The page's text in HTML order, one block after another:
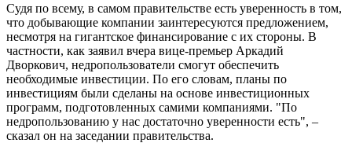
Судя по всему, в самом правительстве есть уверенность в том,
что добывающие компании заинтересуются предложением,
несмотря на гигантское финансирование с их стороны. В
частности, как заявил вчера вице-премьер Аркадий
Дворкович, недропользователи смогут обеспечить
необходимые инвестиции. По его словам, планы по
инвестициям были сделаны на основе инвестиционных
программ, подготовленных самими компаниями. "По
недропользованию у нас достаточно уверенности есть", –
сказал он на заседании правительства.